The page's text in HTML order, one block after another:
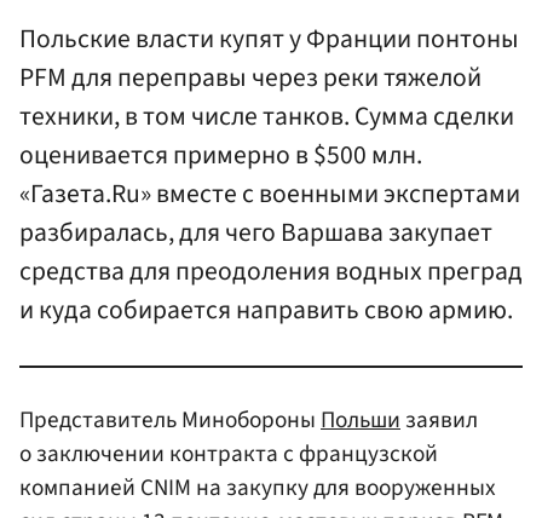
Польские власти купят у Франции понтоны
PFM для переправы через реки тяжелой
техники, в том числе танков. Сумма сделки
оценивается примерно в $500 млн.
«Газета.Ru» вместе с военными экспертами
разбиралась, для чего Варшава закупает
средства для преодоления водных преград
и куда собирается направить свою армию.
Представитель МинобороныПольшизаявил
о заключении контракта с французской
компанией CNIM на закупку для вооруженных